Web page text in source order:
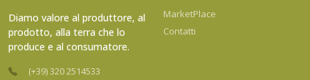
Diamo valore al produttore, al
prodotto, alla terra che lo
produce e al consumatore.
(+39) 320 2514533
MarketPlace
Contatti